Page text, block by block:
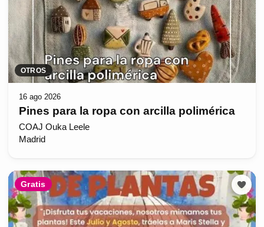
OTROS
16 ago 2026
Pines para la ropa con arcilla polimérica
COAJ Ouka Leele
Madrid
Gratis